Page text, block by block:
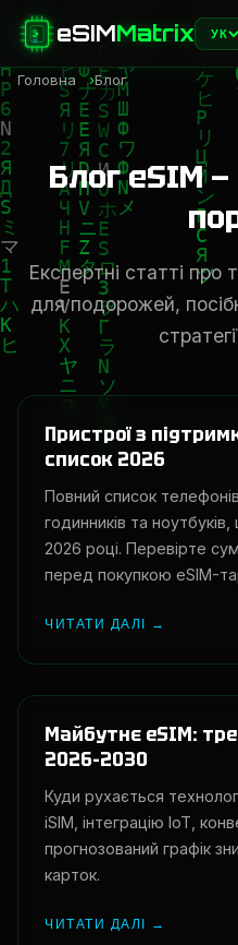
eSIMMatrix УК
Головна Блог
Блог eSIM
Експертні статті про
для подорожей,
Пристрої з
список 2026
Повний список
годинників та
2026 році. Перевірте
перед покупкою eSIM-
ЧИТАТИ ДАЛІ →
Майбутнє eSIM:
2026–2030
Куди рухається
iSIM, інтеграцію IoT,
прогнозований графік
карток.
ЧИТАТИ ДАЛІ →